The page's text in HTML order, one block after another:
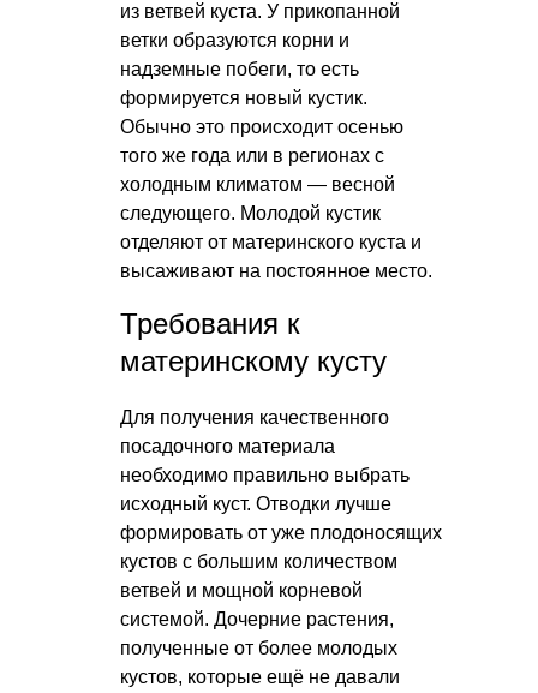
из ветвей куста. У прикопанной
ветки образуются корни и
надземные побеги, то есть
формируется новый кустик.
Обычно это происходит осенью
того же года или в регионах с
холодным климатом — весной
следующего. Молодой кустик
отделяют от материнского куста и
высаживают на постоянное место.
Требования к
материнскому кусту
Для получения качественного
посадочного материала
необходимо правильно выбрать
исходный куст. Отводки лучше
формировать от уже плодоносящих
кустов с большим количеством
ветвей и мощной корневой
системой. Дочерние растения,
полученные от более молодых
кустов, которые ещё не давали